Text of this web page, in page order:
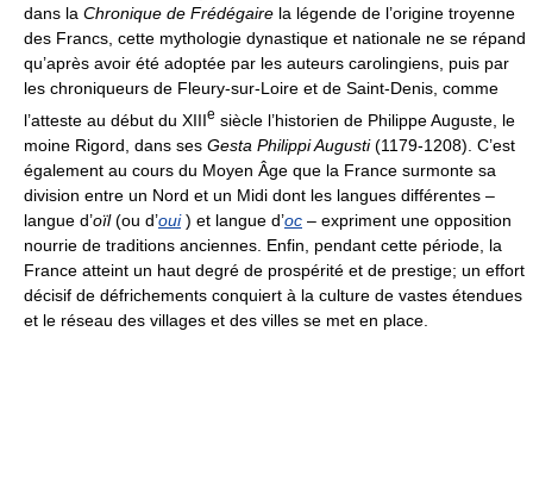
dans la Chronique de Frédégaire la légende de l’origine troyenne
des Francs, cette mythologie dynastique et nationale ne se répand
qu’après avoir été adoptée par les auteurs carolingiens, puis par
les chroniqueurs de Fleury-sur-Loire et de Saint-Denis, comme
l’atteste au début du XIIIe siècle l’historien de Philippe Auguste, le
moine Rigord, dans ses Gesta Philippi Augusti(1179-1208). C’est
également au cours du Moyen Âge que la France surmonte sa
division entre un Nord et un Midi dont les langues différentes –
langue d’oïl(ou d’oui) et langue d’oc – expriment une opposition
nourrie de traditions anciennes. Enfin, pendant cette période, la
France atteint un haut degré de prospérité et de prestige; un effort
décisif de défrichements conquiert à la culture de vastes étendues
et le réseau des villages et des villes se met en place.